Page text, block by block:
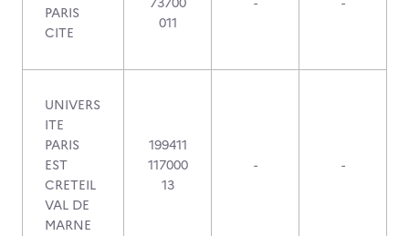
PARIS
CITE
011
UNIVERS
ITE
PARIS
EST
CRETEIL
VAL DE
MARNE
199411
117000
13
- -